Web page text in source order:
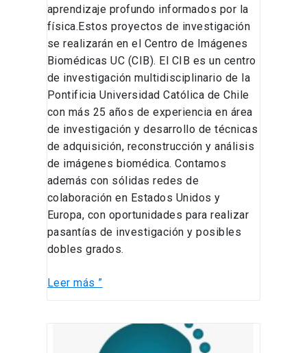
aprendizaje profundo informados por la
física.Estos proyectos de investigación
se realizarán en el Centro de Imágenes
Biomédicas UC (CIB). El CIB es un centro
de investigación multidisciplinario de la
Pontificia Universidad Católica de Chile
con más 25 años de experiencia en área
de investigación y desarrollo de técnicas
de adquisición, reconstrucción y análisis
de imágenes biomédica. Contamos
además con sólidas redes de
colaboración en Estados Unidos y
Europa, con oportunidades para realizar
pasantías de investigación y posibles
dobles grados.
Leer más ”